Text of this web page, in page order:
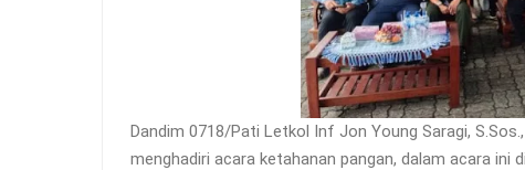
Dandim 0718/Pati Letkol Inf Jon Young Saragi,
menghadiri acara ketahanan pangan, dalam acara ini